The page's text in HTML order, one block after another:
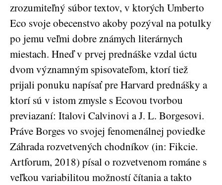
zrozumiteľný súbor textov, v ktorých Umberto
Eco svoje obecenstvo akoby pozýval na potulky
po jemu veľmi dobre známych literárnych
miestach. Hneď v prvej prednáške vzdal úctu
dvom významným spisovateľom, ktorí tiež
prijali ponuku napísať pre Harvard prednášky a
ktorí sú v istom zmysle s Ecovou tvorbou
previazaní: Italovi Calvinovi a J. L. Borgesovi.
Práve Borges vo svojej fenomenálnej poviedke
Záhrada rozvetvených chodníkov (in: Fikcie.
Artforum, 2018) písal o rozvetvenom románe s
veľkou variabilitou možností čítania a takto